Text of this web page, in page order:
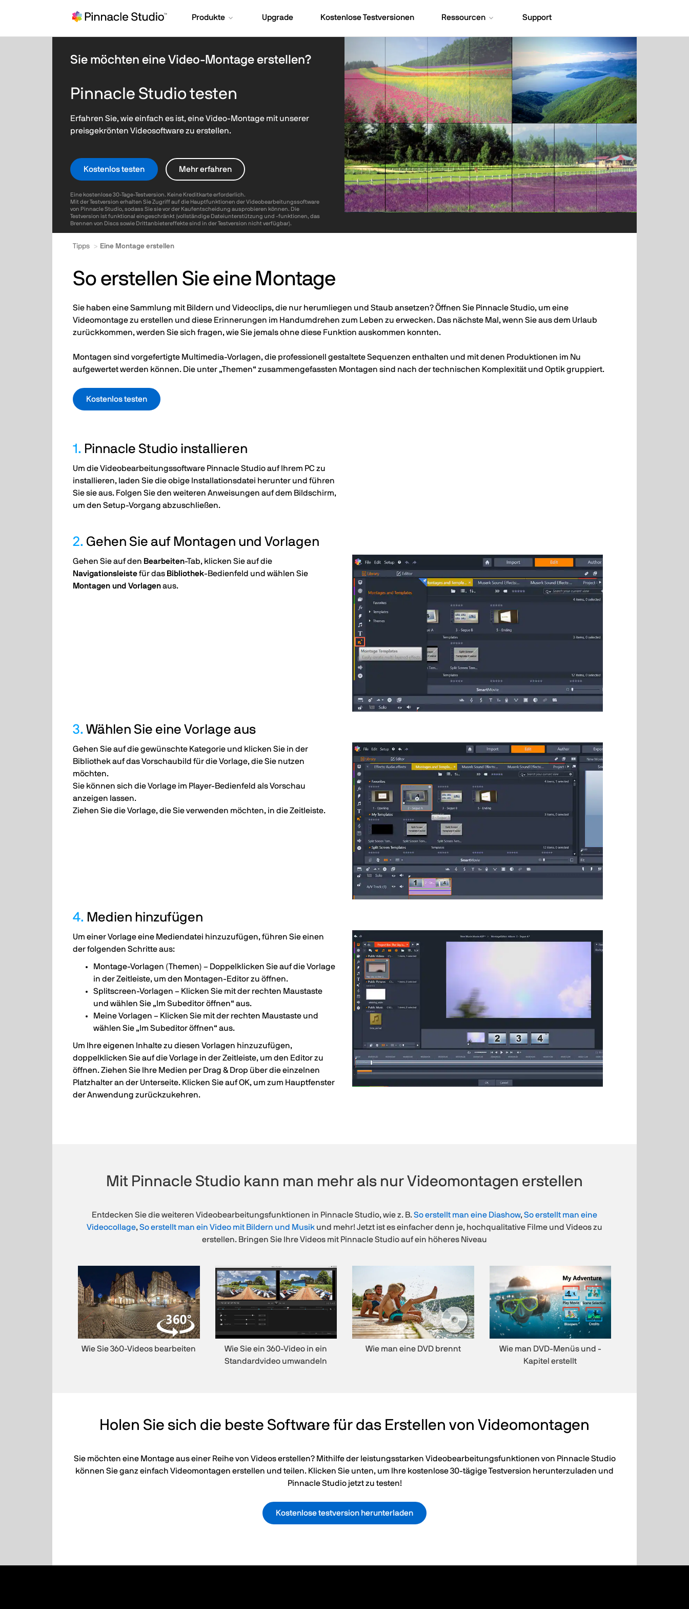
Produkte Upgrade Kostenlose Testversionen Ressourcen Support
Sie möchten eine Video-Montage erstellen?
Pinnacle Studio testen
Erfahren Sie, wie einfach es ist, eine Video-Montage mit unserer
preisgekrönten Videosoftware zu erstellen.
Kostenlos testen Mehr erfahren
Eine kostenlose 30-Tage-Testversion. Keine Kreditkarte erforderlich.
Mit der Testversion erhalten Sie Zugriff auf die Hauptfunktionen der Videobearbeitungssoftware
von Pinnacle Studio, sodass Sie sie vor der Kaufentscheidung ausprobieren können. Die
Testversion ist funktional eingeschränkt (vollständige Dateiunterstützung und -funktionen, das
Brennen von Discs sowie Drittanbietereffekte sind in der Testversion nicht verfügbar).
Tipps Eine Montage erstellen
So erstellen Sie eine Montage
Sie haben eine Sammlung mit Bildern und Videoclips, die nur herumliegen und Staub ansetzen? Öffnen Sie Pinnacle Studio, um eine
Videomontage zu erstellen und diese Erinnerungen im Handumdrehen zum Leben zu erwecken. Das nächste Mal, wenn Sie aus dem Urlaub
zurückkommen, werden Sie sich fragen, wie Sie jemals ohne diese Funktion auskommen konnten.
Montagen sind vorgefertigte Multimedia-Vorlagen, die professionell gestaltete Sequenzen enthalten und mit denen Produktionen im Nu
aufgewertet werden können. Die unter „Themen“ zusammengefassten Montagen sind nach der technischen Komplexität und Optik gruppiert.
Kostenlos testen
1. Pinnacle Studio installieren
Um die Videobearbeitungssoftware Pinnacle Studio auf Ihrem PC zu
installieren, laden Sie die obige Installationsdatei herunter und führen
Sie sie aus. Folgen Sie den weiteren Anweisungen auf dem Bildschirm,
um den Setup-Vorgang abzuschließen.
2. Gehen Sie auf Montagen und Vorlagen
Gehen Sie auf den Bearbeiten-Tab, klicken Sie auf die
Navigationsleistefür das Bibliothek-Bedienfeld und wählen Sie
Montagen und Vorlagenaus.
3. Wählen Sie eine Vorlage aus
Gehen Sie auf die gewünschte Kategorie und klicken Sie in der
Bibliothek auf das Vorschaubild für die Vorlage, die Sie nutzen
möchten.
Sie können sich die Vorlage im Player-Bedienfeld als Vorschau
anzeigen lassen.
Ziehen Sie die Vorlage, die Sie verwenden möchten, in die Zeitleiste.
4. Medien hinzufügen
Um einer Vorlage eine Mediendatei hinzuzufügen, führen Sie einen
der folgenden Schritte aus:
Montage-Vorlagen (Themen) – Doppelklicken Sie auf die Vorlage
in der Zeitleiste, um den Montagen-Editor zu öffnen.
Splitscreen-Vorlagen – Klicken Sie mit der rechten Maustaste
und wählen Sie „Im Subeditor öffnen“ aus.
Meine Vorlagen – Klicken Sie mit der rechten Maustaste und
wählen Sie „Im Subeditor öffnen“ aus.
Um Ihre eigenen Inhalte zu diesen Vorlagen hinzuzufügen,
doppelklicken Sie auf die Vorlage in der Zeitleiste, um den Editor zu
öffnen. Ziehen Sie Ihre Medien per Drag & Drop über die einzelnen
Platzhalter an der Unterseite. Klicken Sie auf OK, um zum Hauptfenster
der Anwendung zurückzukehren.
Mit Pinnacle Studio kann man mehr als nur Videomontagen erstellen
Entdecken Sie die weiteren Videobearbeitungsfunktionen in Pinnacle Studio, wie z. B.So erstellt man eine Diashow,So erstellt man eine
Videocollage,So erstellt man ein Video mit Bildern und Musik und mehr! Jetzt ist es einfacher denn je, hochqualitative Filme und Videos zu
erstellen. Bringen Sie Ihre Videos mit Pinnacle Studio auf ein höheres Niveau
Wie Sie 360-Videos bearbeiten
Wie Sie ein 360-Video in ein
Standardvideo umwandeln
Wie man eine DVD brennt
Wie man DVD-Menüs und -
Kapitel erstellt
Holen Sie sich die beste Software für das Erstellen von Videomontagen
Sie möchten eine Montage aus einer Reihe von Videos erstellen? Mithilfe der leistungsstarken Videobearbeitungsfunktionen von Pinnacle Studio
können Sie ganz einfach Videomontagen erstellen und teilen. Klicken Sie unten, um Ihre kostenlose 30-tägige Testversion herunterzuladen und
Pinnacle Studio jetzt zu testen!
Kostenlose testversion herunterladen